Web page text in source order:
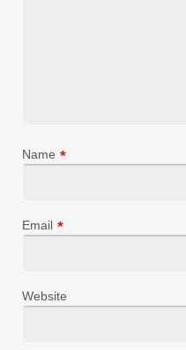
Name *
Email *
Website